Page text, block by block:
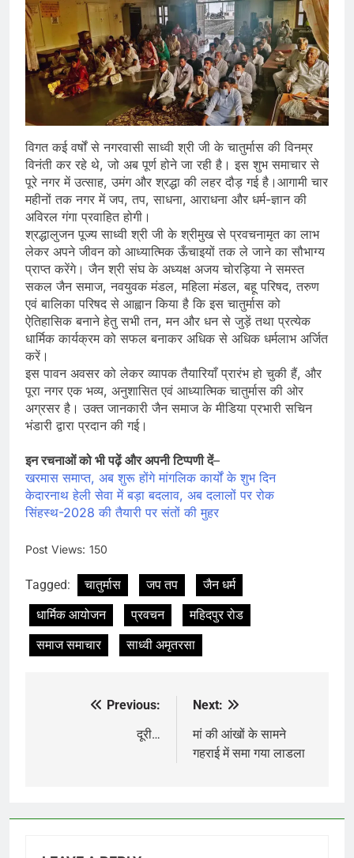
विगत कई वर्षों से नगरवासी साध्वी श्री जी के चातुर्मास की विनम्र
विनंती कर रहे थे, जो अब पूर्ण होने जा रही है। इस शुभ समाचार से
पूरे नगर में उत्साह, उमंग और श्रद्धा की लहर दौड़ गई है।आगामी चार
महीनों तक नगर में जप, तप, साधना, आराधना और धर्म-ज्ञान की
अविरल गंगा प्रवाहित होगी।
श्रद्धालुजन पूज्य साध्वी श्री जी के श्रीमुख से प्रवचनामृत का लाभ
लेकर अपने जीवन को आध्यात्मिक ऊँचाइयों तक ले जाने का सौभाग्य
प्राप्त करेंगे। जैन श्री संघ के अध्यक्ष अजय चोरड़िया ने समस्त
सकल जैन समाज, नवयुवक मंडल, महिला मंडल, बहू परिषद, तरुण
एवं बालिका परिषद से आह्वान किया है कि इस चातुर्मास को
ऐतिहासिक बनाने हेतु सभी तन, मन और धन से जुड़ें तथा प्रत्येक
धार्मिक कार्यक्रम को सफल बनाकर अधिक से अधिक धर्मलाभ अर्जित
करें।
इस पावन अवसर को लेकर व्यापक तैयारियाँ प्रारंभ हो चुकी हैं, और
पूरा नगर एक भव्य, अनुशासित एवं आध्यात्मिक चातुर्मास की ओर
अग्रसर है। उक्त जानकारी जैन समाज के मीडिया प्रभारी सचिन
भंडारी द्वारा प्रदान की गई।
इन रचनाओं को भी पढ़ें और अपनी टिप्पणी दें–
खरमास समाप्त, अब शुरू होंगे मांगलिक कार्यों के शुभ दिन
केदारनाथ हेली सेवा में बड़ा बदलाव, अब दलालों पर रोक
सिंहस्थ-2028 की तैयारी पर संतों की मुहर
Post Views: 150
Tagged: चातुर्मास जप तप
जैन धर्म
धार्मिक आयोजन
प्रवचन
महिदपुर रोड
समाज समाचार
साध्वी अमृतरसा
Previous:
दूरी…
Next:
मां की आंखों के सामने
गहराई में समा गया लाडला